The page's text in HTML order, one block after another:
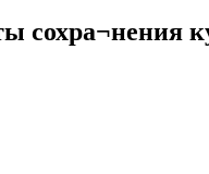
сохра¬нения